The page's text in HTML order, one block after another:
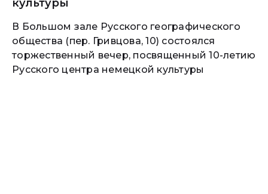
культуры
В Большом зале Русского географического
общества (пер. Гривцова, 10) состоялся
торжественный вечер, посвященный 10-летию
Русского центра немецкой культуры